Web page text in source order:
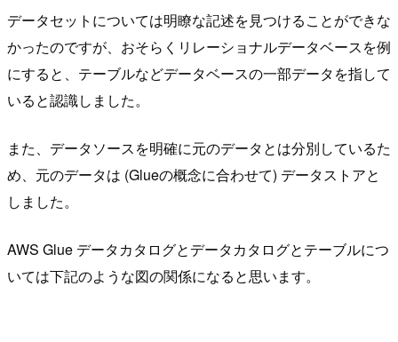
データセットについては明瞭な記述を見つけることができな
かったのですが、おそらくリレーショナルデータベースを例
にすると、テーブルなどデータベースの一部データを指して
いると認識しました。
また、データソースを明確に元のデータとは分別しているた
め、元のデータは (Glueの概念に合わせて) データストアと
しました。
AWS Glue データカタログとデータカタログとテーブルにつ
いては下記のような図の関係になると思います。